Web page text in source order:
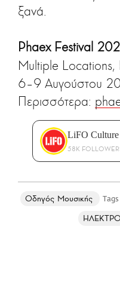
ξανά.
PhaexFestival
Multiple Locations,
6–9 Αυγούστου
Περισσότερα:
LiFO Culture
58K
Οδηγός Μουσικής